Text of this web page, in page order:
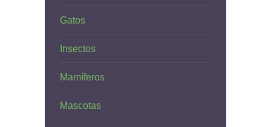
Gatos
Insectos
Mamíferos
Mascotas